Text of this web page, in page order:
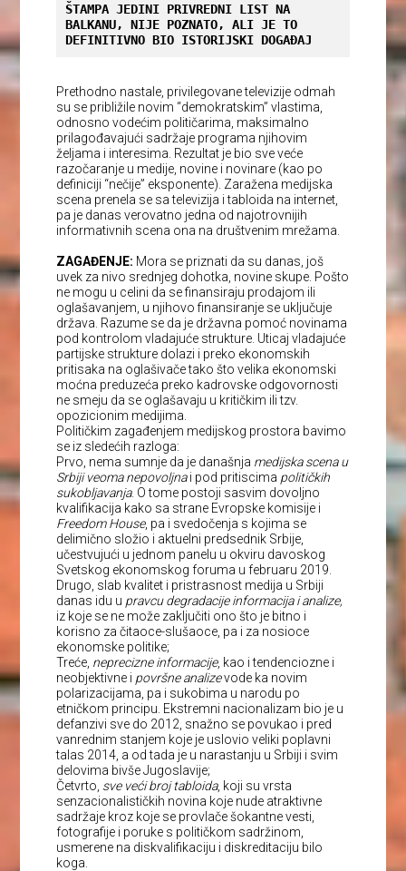
ŠTAMPA JEDINI PRIVREDNI LIST NA
BALKANU, NIJE POZNATO, ALI JE TO
DEFINITIVNO BIO ISTORIJSKI DOGAĐAJ
Prethodno nastale, privilegovane televizije odmah
su se približile novim “demokratskim” vlastima,
odnosno vodećim političarima, maksimalno
prilagođavajući sadržaje programa njihovim
željama i interesima. Rezultat je bio sve veće
razočaranje u medije, novine i novinare (kao po
definiciji “nečije” eksponente). Zaražena medijska
scena prenela se sa televizija i tabloida na internet,
pa je danas verovatno jedna od najotrovnijih
informativnih scena ona na društvenim mrežama.
ZAGAĐENJE: Mora se priznati da su danas, još
uvek za nivo srednjeg dohotka, novine skupe. Pošto
ne mogu u celini da se finansiraju prodajom ili
oglašavanjem, u njihovo finansiranje se uključuje
država. Razume se da je državna pomoć novinama
pod kontrolom vladajuće strukture. Uticaj vladajuće
partijske strukture dolazi i preko ekonomskih
pritisaka na oglašivače tako što velika ekonomski
moćna preduzeća preko kadrovske odgovornosti
ne smeju da se oglašavaju u kritičkim ili tzv.
opozicionim medijima.
Političkim zagađenjem medijskog prostora bavimo
se iz sledećih razloga:
Prvo, nema sumnje da je današnja medijska scena u
Srbiji veoma nepovoljnai pod pritiscima političkih
sukobljavanja. O tome postoji sasvim dovoljno
kvalifikacija kako sa strane Evropske komisije i
Freedom House, pa i svedočenja s kojima se
delimično složio i aktuelni predsednik Srbije,
učestvujući u jednom panelu u okviru davoskog
Svetskog ekonomskog foruma u februaru 2019.
Drugo, slab kvalitet i pristrasnost medija u Srbiji
danas idu u pravcu degradacije informacija i analize,
iz koje se ne može zaključiti ono što je bitno i
korisno za čitaoce-slušaoce, pa i za nosioce
ekonomske politike;
Treće, neprecizne informacije, kao i tendenciozne i
neobjektivne i površne analizevode ka novim
polarizacijama, pa i sukobima u narodu po
etničkom principu. Ekstremni nacionalizam bio je u
defanzivi sve do 2012, snažno se povukao i pred
vanrednim stanjem koje je uslovio veliki poplavni
talas 2014, a od tada je u narastanju u Srbiji i svim
delovima bivše Jugoslavije;
Četvrto, sve veći broj tabloida, koji su vrsta
senzacionalističkih novina koje nude atraktivne
sadržaje kroz koje se provlače šokantne vesti,
fotografije i poruke s političkom sadržinom,
usmerene na diskvalifikaciju i diskreditaciju bilo
koga.